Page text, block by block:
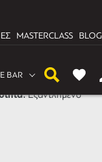
MASTERCLASS BLOG
BAR
Εξαντλημένο